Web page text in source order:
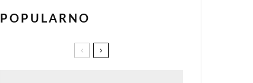
POPULARNO